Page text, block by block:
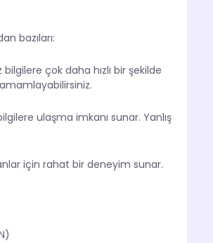
bazıları:
çok daha hızlı bir şekilde
ulaşma imkanı sunar. Yanlış
için rahat bir deneyim sunar.